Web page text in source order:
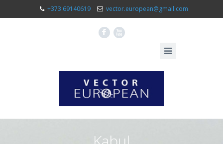
+373 69140619 vector.european@gmail.com
F X